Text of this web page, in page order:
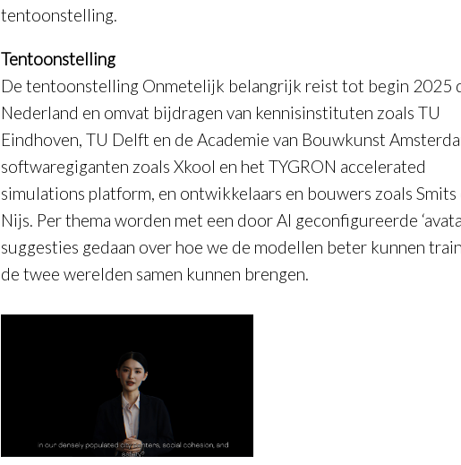
tentoonstelling.
Tentoonstelling
De tentoonstelling Onmetelijk belangrijk reist tot begin 2025
Nederland en omvat bijdragen van kennisinstituten zoals TU
Eindhoven, TU Delft en de Academie van Bouwkunst
softwaregiganten zoals Xkool en het TYGRON accelerated
simulations platform, en ontwikkelaars en bouwers zoals Smits
Nijs. Per thema worden met een door AI geconfigureerde
suggesties gedaan over hoe we de modellen beter kunnen
de twee werelden samen kunnen brengen.